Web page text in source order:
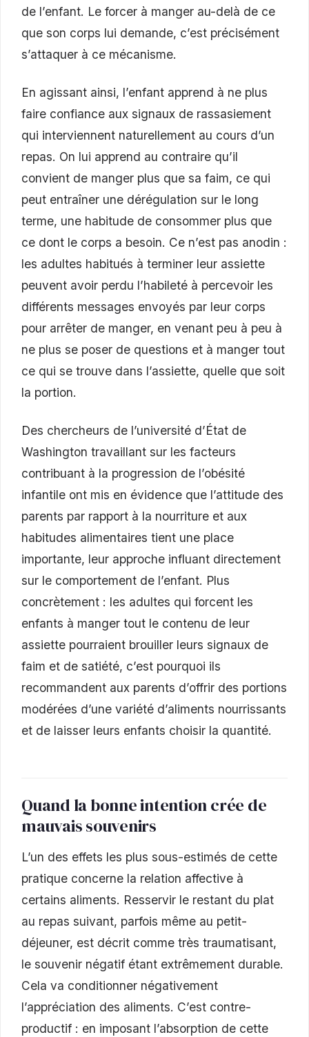
de l’enfant. Le forcer à manger au-delà de ce
que son corps lui demande, c’est précisément
s’attaquer à ce mécanisme.
En agissant ainsi, l’enfant apprend à ne plus
faire confiance aux signaux de rassasiement
qui interviennent naturellement au cours d’un
repas. On lui apprend au contraire qu’il
convient de manger plus que sa faim, ce qui
peut entraîner une dérégulation sur le long
terme, une habitude de consommer plus que
ce dont le corps a besoin. Ce n’est pas anodin :
les adultes habitués à terminer leur assiette
peuvent avoir perdu l’habileté à percevoir les
différents messages envoyés par leur corps
pour arrêter de manger, en venant peu à peu à
ne plus se poser de questions et à manger tout
ce qui se trouve dans l’assiette, quelle que soit
la portion.
Des chercheurs de l’université d’État de
Washington travaillant sur les facteurs
contribuant à la progression de l’obésité
infantile ont mis en évidence que l’attitude des
parents par rapport à la nourriture et aux
habitudes alimentaires tient une place
importante, leur approche influant directement
sur le comportement de l’enfant. Plus
concrètement : les adultes qui forcent les
enfants à manger tout le contenu de leur
assiette pourraient brouiller leurs signaux de
faim et de satiété, c’est pourquoi ils
recommandent aux parents d’offrir des portions
modérées d’une variété d’aliments nourrissants
et de laisser leurs enfants choisir la quantité.
Quand la bonne intention crée de
mauvais souvenirs
L’un des effets les plus sous-estimés de cette
pratique concerne la relation affective à
certains aliments. Resservir le restant du plat
au repas suivant, parfois même au petit-
déjeuner, est décrit comme très traumatisant,
le souvenir négatif étant extrêmement durable.
Cela va conditionner négativement
l’appréciation des aliments. C’est contre-
productif : en imposant l’absorption de cette